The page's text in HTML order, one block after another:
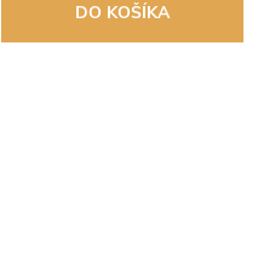
DO KOŠÍKA